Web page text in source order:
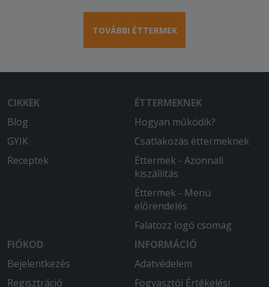
TOVÁBBI ÉTTERMEK
CIKKEK
Blog
GYIK
Receptek
ÉTTERMEKNEK
Hogyan működik?
Csatlakozás éttermeknek
Éttermek - Azonnali
kiszállítás
Éttermek - Menü
előrendelés
Falatozz logó csomag
FIÓKOD
Bejelentkezés
Regisztráció
INFORMÁCIÓ
Adatvédelem
Fogyasztói Értékelési